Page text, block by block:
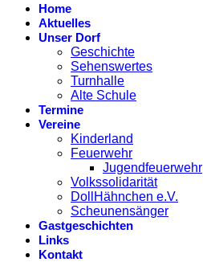
Home
Aktuelles
Unser Dorf
Geschichte
Sehenswertes
Turnhalle
Alte Schule
Termine
Vereine
Kinderland
Feuerwehr
Jugendfeuerwehr
Volkssolidarität
DollHähnchen e.V.
Scheunensänger
Gastgeschichten
Links
Kontakt